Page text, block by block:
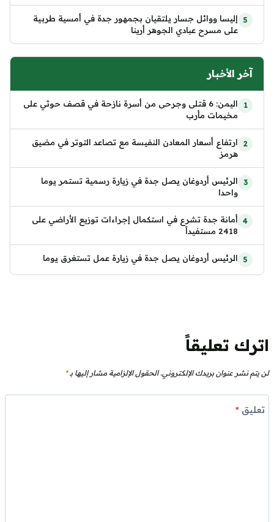
إليسا ووائل جسار يلتقيان بجمهور جدة في أمسية طربية
على مسرح عبادي الجوهر أرينا
آخر الأخبار
اليمن: 6 قتلى وجرحى من أسرة نازحة في قصف حوثي على
مخيمات مأرب
ارتفاع أسعار المعادن النفيسة مع تصاعد التوتر في مضيق
هرمز
الرئيس أردوغان يصل جدة في زيارة رسمية تستمر يوما
واحدا
أمانة جدة تشرع في استكمال إجراءات توزيع الأراضي على
2418 مستفيداً
الرئيس أردوغان يصل جدة في زيارة عمل تستغرق يوما
اترك تعليقاً
لن يتم نشر عنوان بريدك الإلكتروني. الحقول الإلزامية مشار إليها بـ*
تعليق*